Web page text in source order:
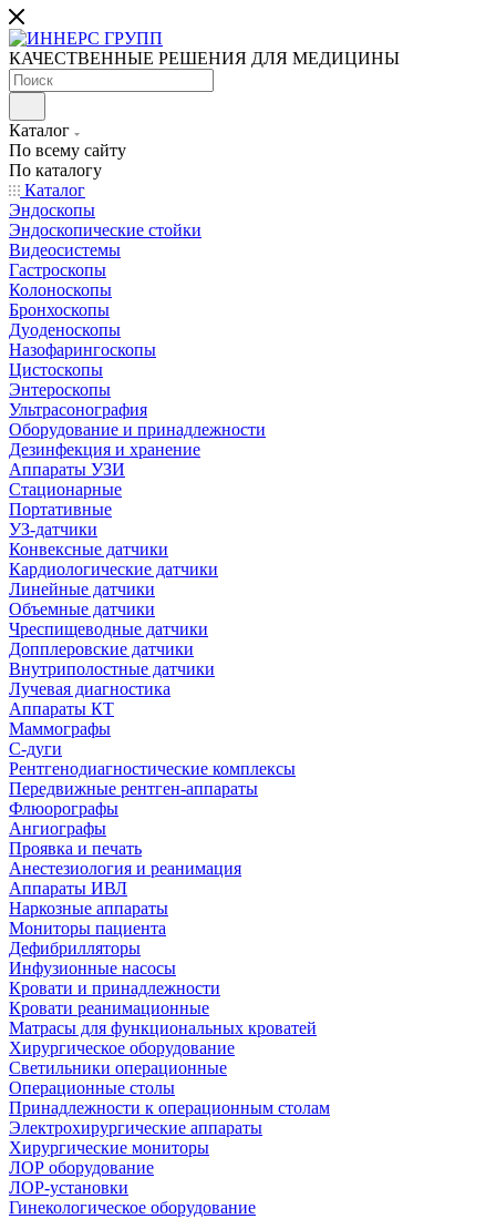
КАЧЕСТВЕННЫЕ РЕШЕНИЯ ДЛЯ МЕДИЦИНЫ
Каталог
По всему сайту
По каталогу
Каталог
Эндоскопы
Эндоскопические стойки
Видеосистемы
Гастроскопы
Колоноскопы
Бронхоскопы
Дуоденоскопы
Назофарингоскопы
Цистоскопы
Энтероскопы
Ультрасонография
Оборудование и принадлежности
Дезинфекция и хранение
Аппараты УЗИ
Стационарные
Портативные
УЗ-датчики
Конвексные датчики
Кардиологические датчики
Линейные датчики
Объемные датчики
Чреспищеводные датчики
Допплеровские датчики
Внутриполостные датчики
Лучевая диагностика
Аппараты КТ
Маммографы
С-дуги
Рентгенодиагностические комплексы
Передвижные рентген-аппараты
Флюорографы
Ангиографы
Проявка и печать
Анестезиология и реанимация
Аппараты ИВЛ
Наркозные аппараты
Мониторы пациента
Дефибрилляторы
Инфузионные насосы
Кровати и принадлежности
Кровати реанимационные
Матрасы для функциональных кроватей
Хирургическое оборудование
Светильники операционные
Операционные столы
Принадлежности к операционным столам
Электрохирургические аппараты
Хирургические мониторы
ЛОР оборудование
ЛОР-установки
Гинекологическое оборудование